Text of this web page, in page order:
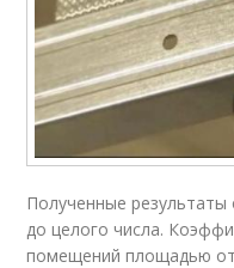
Полученные
до целого числа.
помещений площадью